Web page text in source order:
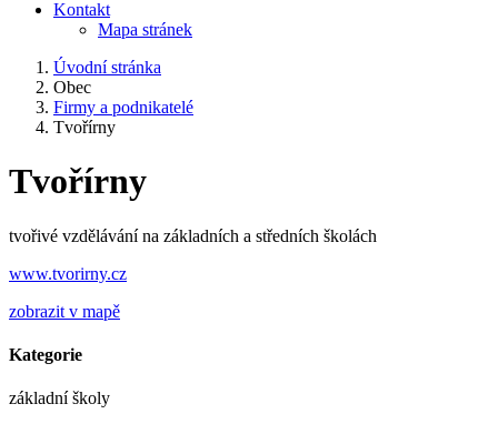
Kontakt
Mapa stránek
Úvodní stránka
Obec
Firmy a podnikatelé
Tvořírny
Tvořírny
tvořivé vzdělávání na základních a středních školách
www.tvorirny.cz
zobrazit v mapě
Kategorie
základní školy